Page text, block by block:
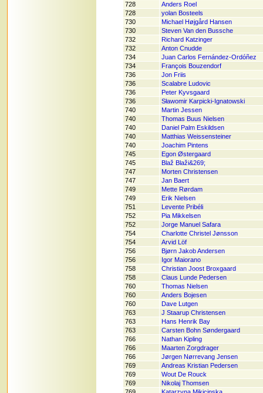
728
Anders Roel
728
yolan Bosteels
730
Michael Højgård Hansen
730
Steven Van den Bussche
732
Richard Katzinger
732
Anton Cnudde
734
Juan Carlos Fernández-Ordóñez
734
François Bouzendorf
736
Jon Friis
736
Scalabre Ludovic
736
Peter Kyvsgaard
736
Sławomir Karpicki-Ignatowski
740
Martin Jessen
740
Thomas Buus Nielsen
740
Daniel Palm Eskildsen
740
Matthias Weissensteiner
740
Joachim Pintens
745
Egon Østergaard
745
Blaž Blaži&269;
747
Morten Christensen
747
Jan Baert
749
Mette Rørdam
749
Erik Nielsen
751
Levente Pribéli
752
Pia Mikkelsen
752
Jorge Manuel Safara
754
Charlotte Christel Jønsson
754
Arvid Löf
756
Bjørn Jakob Andersen
756
Igor Maiorano
758
Christian Joost Broxgaard
758
Claus Lunde Pedersen
760
Thomas Nielsen
760
Anders Bojesen
760
Dave Lutgen
763
J Staarup Christensen
763
Hans Henrik Bay
763
Carsten Bohn Søndergaard
766
Nathan Kipling
766
Maarten Zorgdrager
766
Jørgen Nørrevang Jensen
769
Andreas Kristian Pedersen
769
Wout De Rouck
769
Nikolaj Thomsen